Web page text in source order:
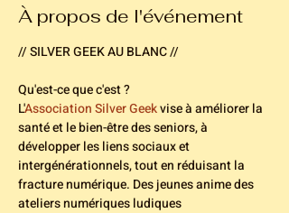
À propos de l'événement
// SILVER GEEK AU BLANC //
Qu'est-ce que c'est ?
L'Association Silver Geek vise à améliorer la
santé et le bien-être des seniors, à
développer les liens sociaux et
intergénérationnels, tout en réduisant la
fracture numérique. Des jeunes anime des
ateliers numériques ludiques